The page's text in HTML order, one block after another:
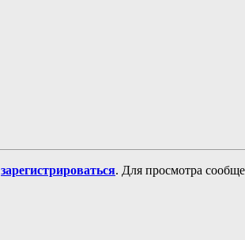
зарегистрироваться. Для просмотра